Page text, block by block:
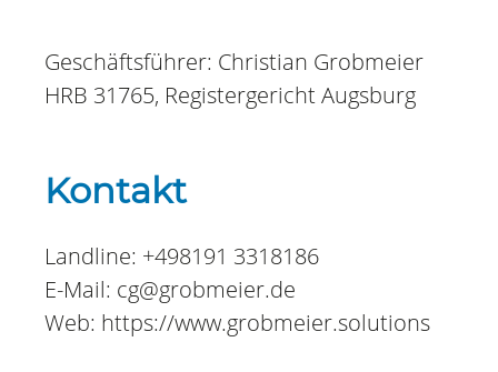
Geschäftsführer: Christian Grobmeier
HRB 31765, Registergericht Augsburg
Kontakt
Landline: +498191 3318186
E-Mail: cg@grobmeier.de
Web: https://www.grobmeier.solutions